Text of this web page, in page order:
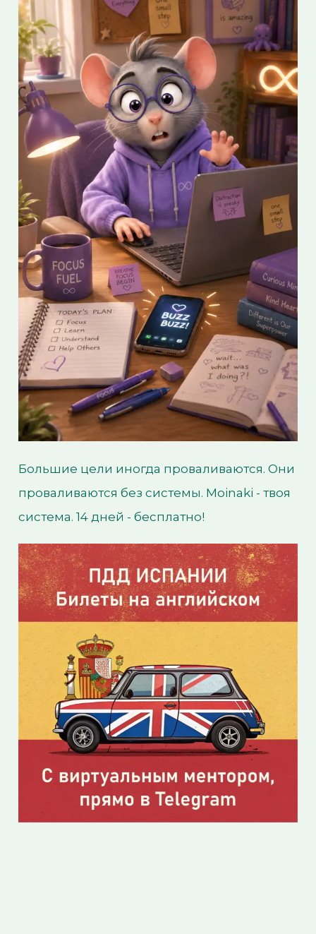
Большие цели иногда проваливаются. Они
проваливаются без системы. Moinaki - твоя
система. 14 дней - бесплатно!